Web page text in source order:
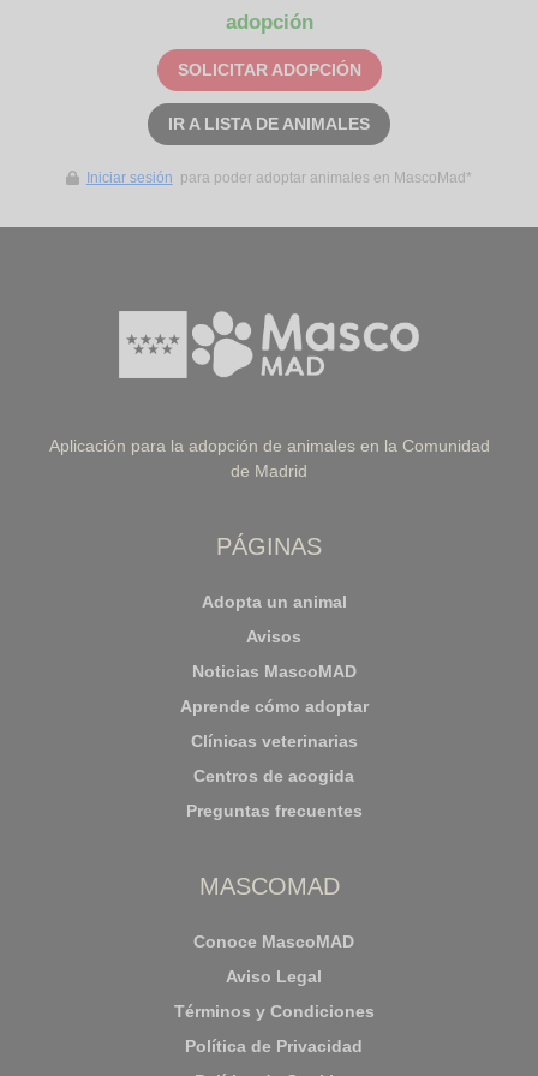
adopción
SOLICITAR ADOPCIÓN
IR A LISTA DE ANIMALES
Iniciar sesión para poder adoptar animales en MascoMad*
Aplicación para la adopción de animales en la Comunidad
de Madrid
PÁGINAS
Adopta un animal
Avisos
Noticias MascoMAD
Aprende cómo adoptar
Clínicas veterinarias
Centros de acogida
Preguntas frecuentes
MASCOMAD
Conoce MascoMAD
Aviso Legal
Términos y Condiciones
Política de Privacidad